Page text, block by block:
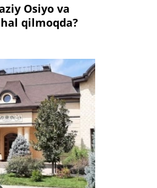
Osiyo va
qilmoqda?